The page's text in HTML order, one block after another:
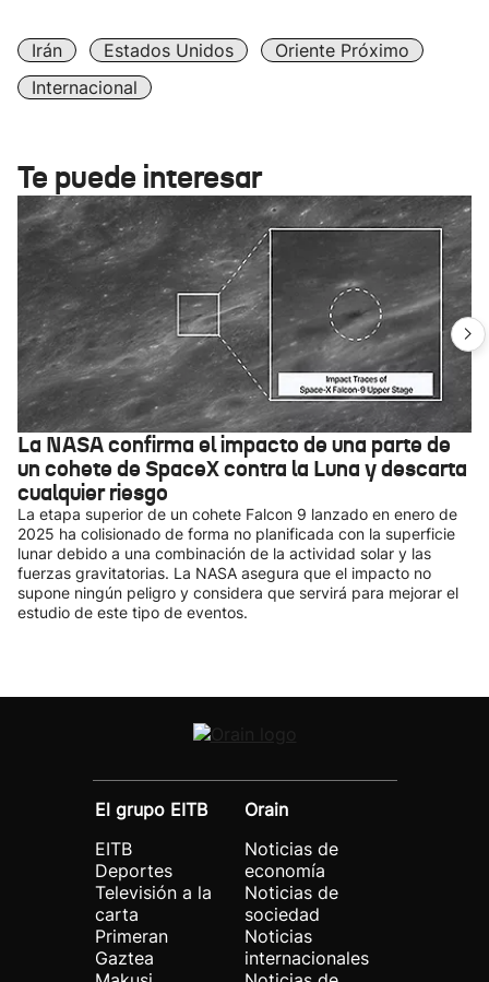
Irán Estados Unidos
Oriente Próximo
Internacional
Te puede interesar
La NASA confirma el impacto de una parte de
un cohete de SpaceX contra la Luna y descarta
cualquier riesgo
La etapa superior de un cohete Falcon 9 lanzado en enero de
2025 ha colisionado de forma no planificada con la superficie
lunar debido a una combinación de la actividad solar y las
fuerzas gravitatorias. La NASA asegura que el impacto no
supone ningún peligro y considera que servirá para mejorar el
estudio de este tipo de eventos.
El grupo EITB
EITB
Deportes
Televisión a la
carta
Primeran
Gaztea
Orain
Noticias de
economía
Noticias de
sociedad
Noticias
internacionales